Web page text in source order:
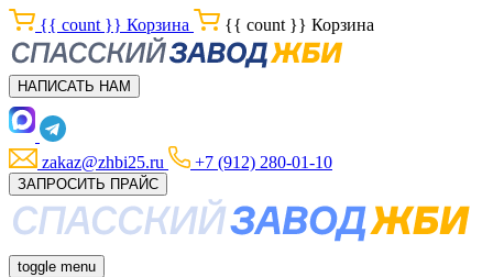
{{ count }} Корзина {{ count }} Корзина
НАПИСАТЬ НАМ
zakaz@zhbi25.ru +7 (912) 280-01-10
ЗАПРОСИТЬ ПРАЙС
toggle menu